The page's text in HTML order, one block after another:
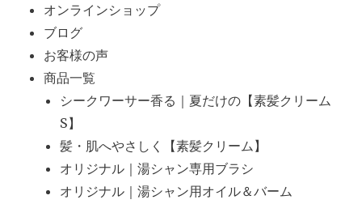
オンラインショップ
ブログ
お客様の声
商品一覧
シークワーサー香る｜夏だけの【素髪クリーム
S】
髪・肌へやさしく【素髪クリーム】
オリジナル｜湯シャン専用ブラシ
オリジナル｜湯シャン用オイル＆バーム